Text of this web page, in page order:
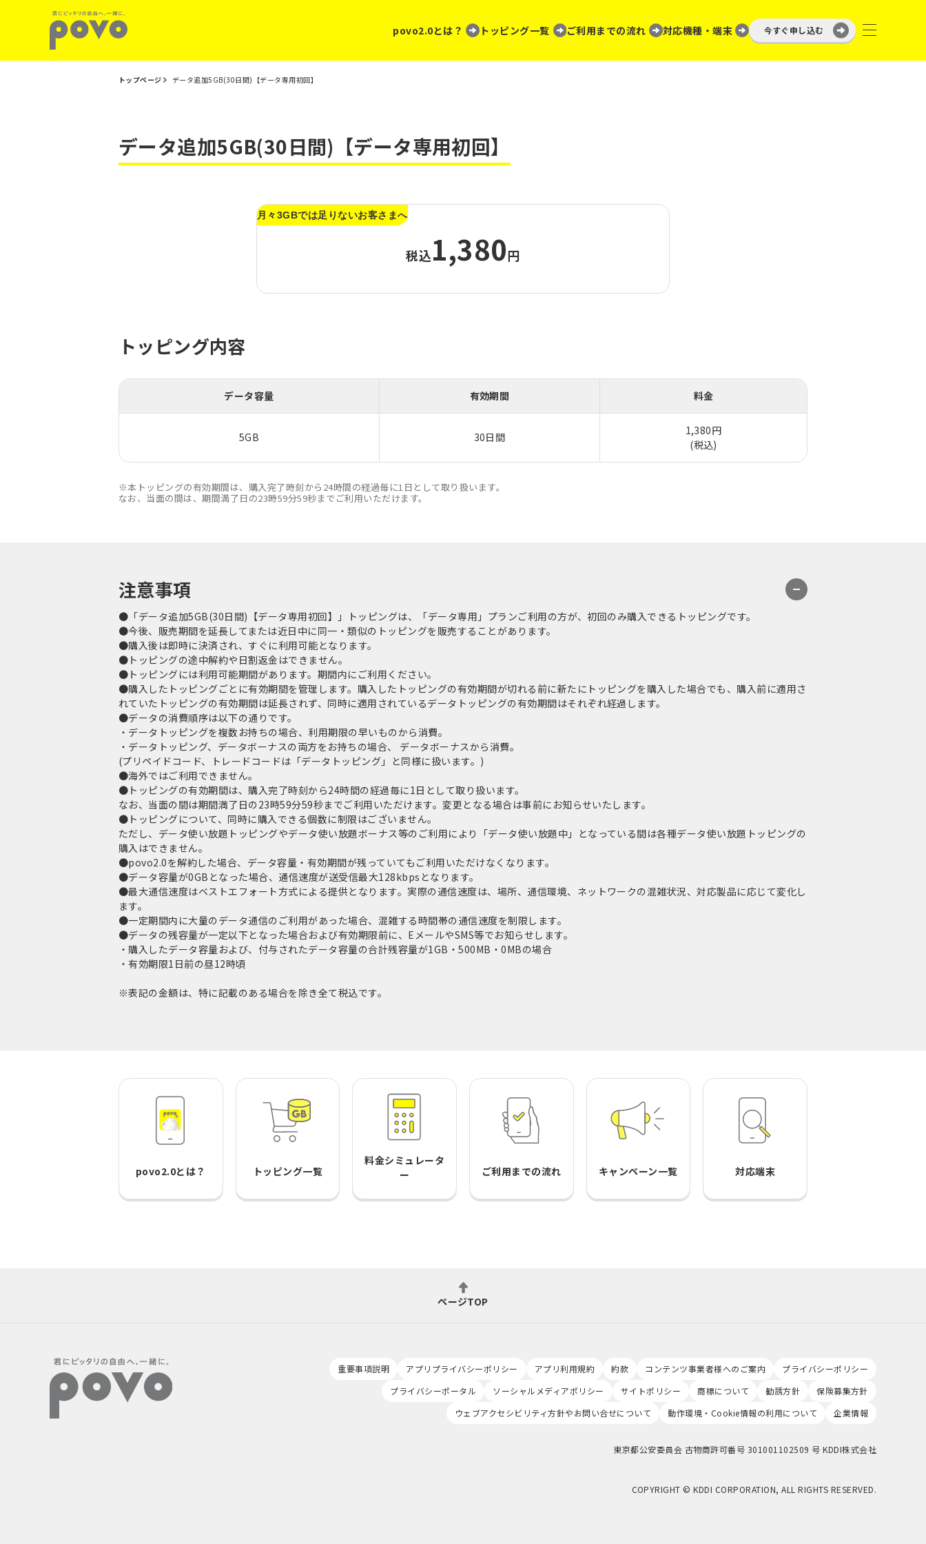
povo2.0とは？ トッピング一覧 ご利用までの流れ 対応機種・端末 今すぐ申し込む
トップページ データ追加5GB(30日間)【データ専用初回】
データ追加5GB(30日間)【データ専用初回】
月々3GBでは足りないお客さまへ
税込1,380円
トッピング内容
データ容量 有効期間 料金
5GB 30日間
1,380円
(税込)
※本トッピングの有効期間は、購入完了時刻から24時間の経過毎に1日として取り扱います。
なお、当面の間は、期間満了日の23時59分59秒までご利用いただけます。
注意事項
●「データ追加5GB(30日間)【データ専用初回】」トッピングは、「データ専用」プランご利用の方が、初回のみ購入できるトッピングです。
●今後、販売期間を延長してまたは近日中に同一・類似のトッピングを販売することがあります。
●購入後は即時に決済され、すぐに利用可能となります。
●トッピングの途中解約や日割返金はできません。
●トッピングには利用可能期間があります。期間内にご利用ください。
●購入したトッピングごとに有効期間を管理します。購入したトッピングの有効期間が切れる前に新たにトッピングを購入した場合でも、購入前に適用さ
れていたトッピングの有効期間は延長されず、同時に適用されているデータトッピングの有効期間はそれぞれ経過します。
●データの消費順序は以下の通りです。
・データトッピングを複数お持ちの場合、利用期限の早いものから消費。
・データトッピング、データボーナスの両方をお持ちの場合、 データボーナスから消費。
(プリペイドコード、トレードコードは「データトッピング」と同様に扱います。)
●海外ではご利用できません。
●トッピングの有効期間は、購入完了時刻から24時間の経過毎に1日として取り扱います。
なお、当面の間は期間満了日の23時59分59秒までご利用いただけます。変更となる場合は事前にお知らせいたします。
●トッピングについて、同時に購入できる個数に制限はございません。
ただし、データ使い放題トッピングやデータ使い放題ボーナス等のご利用により「データ使い放題中」となっている間は各種データ使い放題トッピングの
購入はできません。
●povo2.0を解約した場合、データ容量・有効期間が残っていてもご利用いただけなくなります。
●データ容量が0GBとなった場合、通信速度が送受信最大128kbpsとなります。
●最大通信速度はベストエフォート方式による提供となります。実際の通信速度は、場所、通信環境、ネットワークの混雑状況、対応製品に応じて変化し
ます。
●一定期間内に大量のデータ通信のご利用があった場合、混雑する時間帯の通信速度を制限します。
●データの残容量が一定以下となった場合および有効期限前に、EメールやSMS等でお知らせします。
・購入したデータ容量および、付与されたデータ容量の合計残容量が1GB・500MB・0MBの場合
・有効期限1日前の昼12時頃
※表記の金額は、特に記載のある場合を除き全て税込です。
povo2.0とは？ トッピング一覧
料金シミュレータ
ー
ご利用までの流れ キャンペーン一覧 対応端末
ページTOP
重要事項説明 アプリプライバシーポリシー アプリ利用規約 約款 コンテンツ事業者様へのご案内
プライバシーポリシー
プライバシーポータル
ソーシャルメディアポリシー サイトポリシー 商標について 勧誘方針
保険募集方針
ウェブアクセシビリティ方針やお問い合せについて
動作環境・Cookie情報の利用について 企業情報
東京都公安委員会 古物商許可番号 301001102509 号 KDDI株式会社
COPYRIGHT © KDDI CORPORATION, ALL RIGHTS RESERVED.